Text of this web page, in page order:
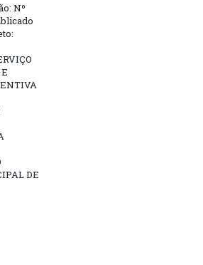
Nº
DE